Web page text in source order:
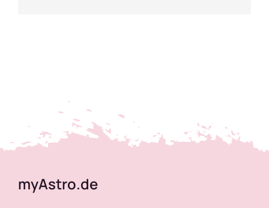
Freundschaftshoroskop
Geschenkehoroskop
Gesundheitshoroskop
myAstro.de